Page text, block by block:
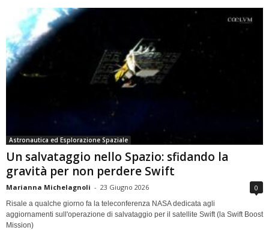
Astronautica ed Esplorazione Spaziale
Un salvataggio nello Spazio: sfidando la
gravità per non perdere Swift
Marianna Michelagnoli - 23 Giugno 2026 0
Risale a qualche giorno fa la teleconferenza NASA dedicata agli
aggiornamenti sull'operazione di salvataggio per il satellite Swift (la Swift Boost
Mission)